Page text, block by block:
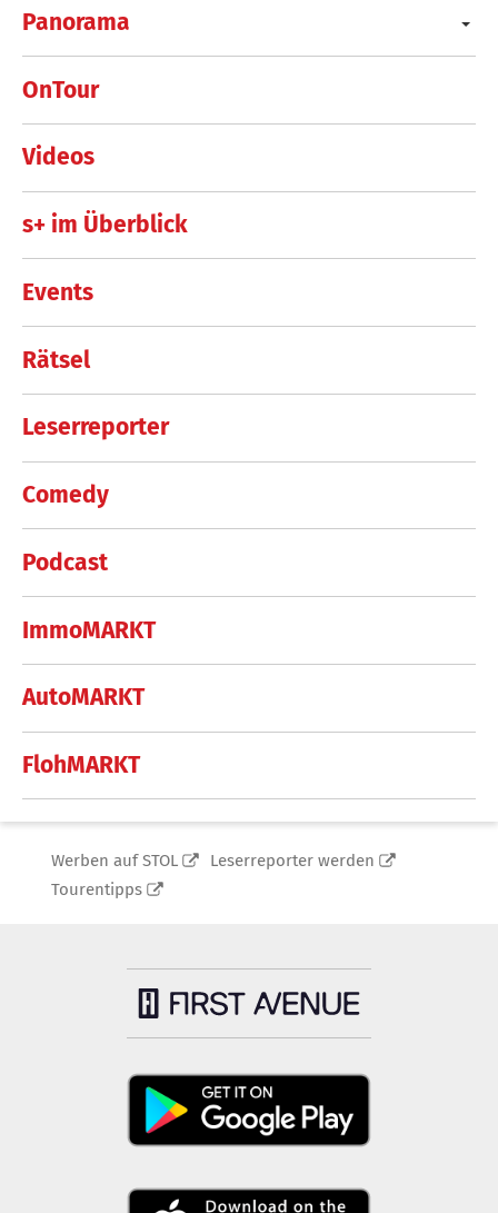
Panorama
OnTour
Videos
s+ im Überblick
Events
Rätsel
Leserreporter
Comedy
Podcast
ImmoMARKT
AutoMARKT
FlohMARKT
Werben auf STOL
Leserreporter werden
Tourentipps